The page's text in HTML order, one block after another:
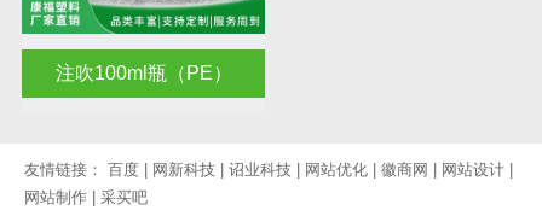
注吹100ml瓶（PE）
友情链接： 百度 网新科技 诏业科技 网站优化 徽商网 网站设计
网站制作
采买吧